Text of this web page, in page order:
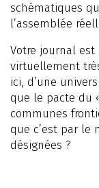
schématiques
l’assemblée
Votre journal
virtuellement
ici, d’une
que le pacte du
communes
que c’est par le
désignées ?